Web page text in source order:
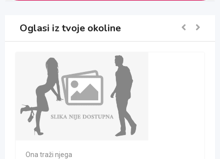
Oglasi iz tvoje okoline
Ona traži njega